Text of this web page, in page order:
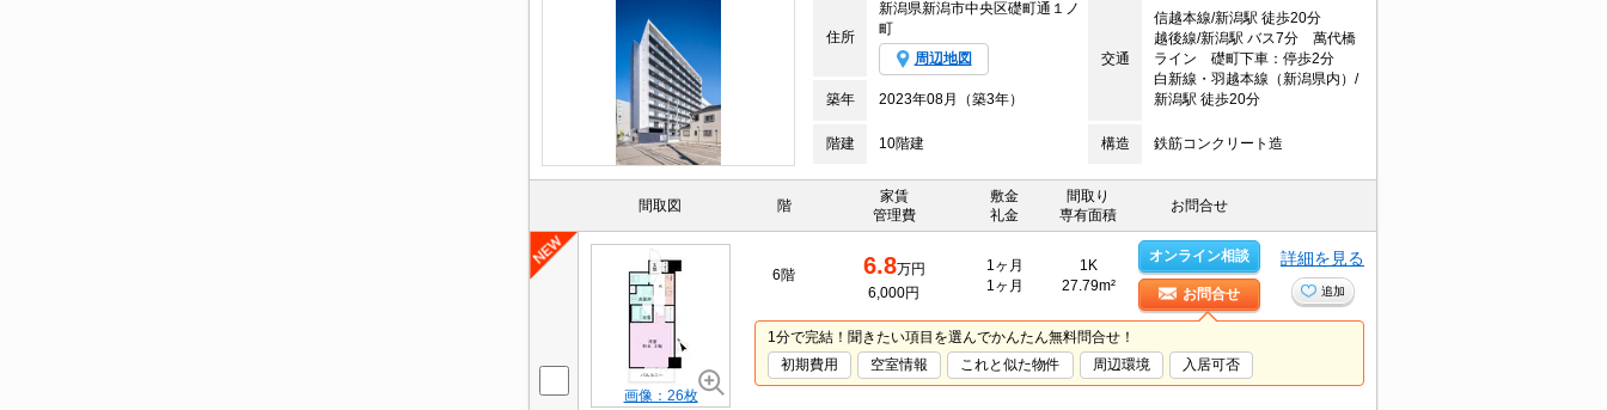
住所
新潟県新潟市中央区礎町通１ノ
町
周辺地図 交通
信越本線/新潟駅 徒歩20分
越後線/新潟駅 バス7分 萬代橋
ライン 礎町下車：停歩2分
白新線・羽越本線（新潟県内）/
新潟駅 徒歩20分
築年 2023年08月（築3年）
階建 10階建 構造 鉄筋コンクリート造
間取図 階
家賃
管理費
敷金
礼金
間取り
専有面積
お問合せ
画像：26枚
6階 6.8万円
6,000円
1ヶ月
1ヶ月
1K
27.79m²
オンライン相談
お問合せ
詳細を見る
追加
1分で完結！聞きたい項目を選んでかんたん無料問合せ！
初期費用
空室情報 これと似た物件 周辺環境 入居可否